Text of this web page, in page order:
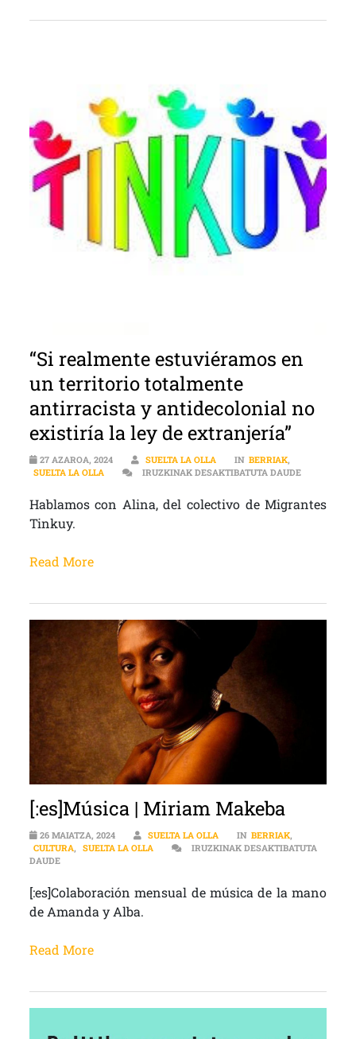
“Si realmente estuviéramos en
un territorio totalmente
antirracista y antidecolonial no
existiría la ley de extranjería”
27 AZAROA, 2024 SUELTA LA OLLA IN BERRIAK,
SUELTA LA OLLA
IRUZKINAK DESAKTIBATUTA DAUDE“SI
Hablamos con Alina, del colectivo de Migrantes
Tinkuy.
Read More
[:es]Música | Miriam Makeba
26 MAIATZA, 2024 SUELTA LA OLLA IN BERRIAK,
CULTURA, SUELTA LA OLLA
IRUZKINAK DESAKTIBATUTA
DAUDE[:ES]MÚSICA | MIRIAM MAKEBA SARRERAN
[:es]Colaboración mensual de música de la mano
de Amanda y Alba.
Read More